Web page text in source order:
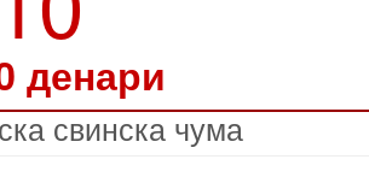
денари
свинска чума